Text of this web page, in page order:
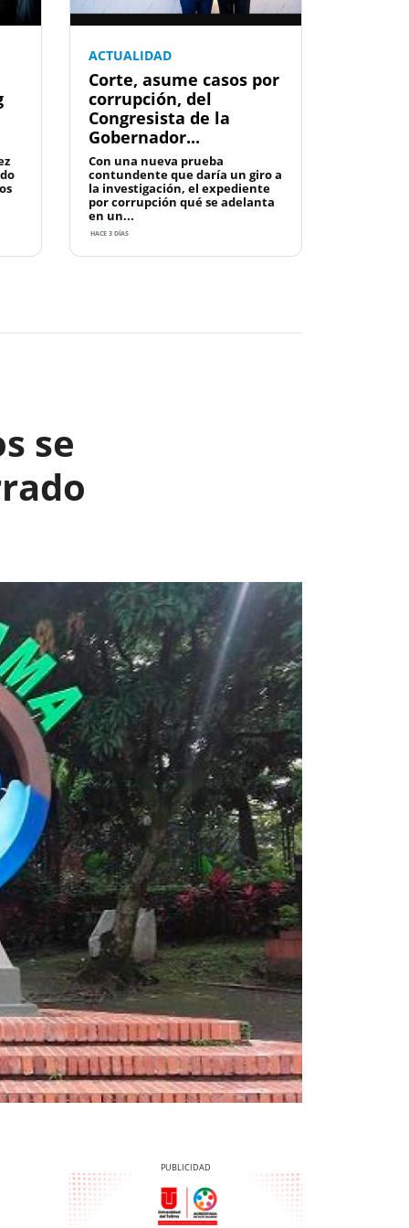
ACTUALIDAD
Corte, asume casos por
corrupción, del
Congresista de la
Gobernador...
Con una nueva prueba
contundente que daría un giro a
la investigación, el expediente
por corrupción qué se adelanta
en un...
HACE 3 DÍAS
se